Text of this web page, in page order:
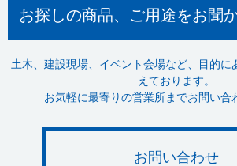
お探しの商品、ご用途をお聞
土木、建設現場、イベント会場など、目的に
えております。
お気軽に最寄りの営業所までお問い合
お問い合わせ